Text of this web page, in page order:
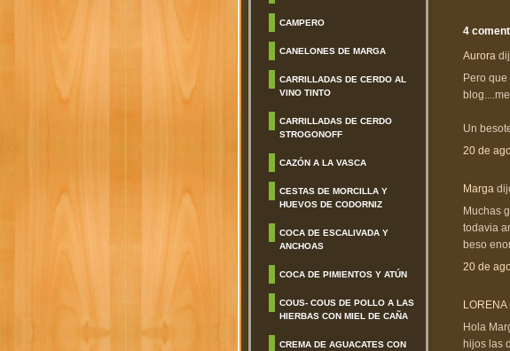
CAMPERO
CANELONES DE MARGA
CARRILLADAS DE CERDO AL
VINO TINTO
CARRILLADAS DE CERDO
STROGONOFF
CAZÓN A LA VASCA
CESTAS DE MORCILLA Y
HUEVOS DE CODORNIZ
COCA DE ESCALIVADA Y
ANCHOAS
COCA DE PIMIENTOS Y ATÚN
COUS- COUS DE POLLO A LAS
HIERBAS CON MIEL DE CAÑA
CREMA DE AGUACATES CON
4
Aurora
Pero
Un
20 de
Marga
Muchas
todavia
beso
20 de
LORENA
Hola
hijos las